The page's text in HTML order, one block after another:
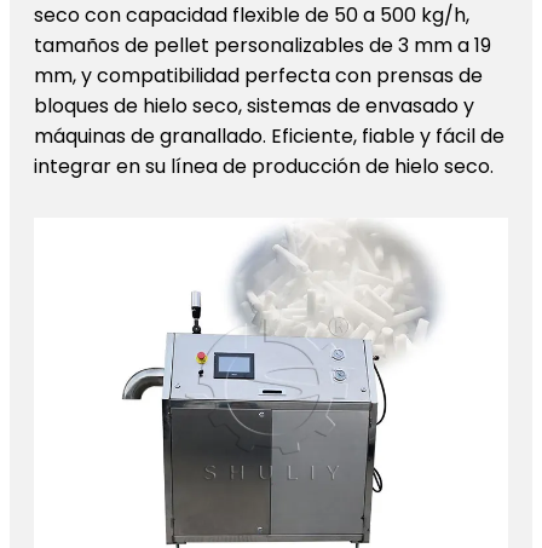
seco con capacidad flexible de 50 a 500 kg/h,
tamaños de pellet personalizables de 3 mm a 19
mm, y compatibilidad perfecta con prensas de
bloques de hielo seco, sistemas de envasado y
máquinas de granallado. Eficiente, fiable y fácil de
integrar en su línea de producción de hielo seco.